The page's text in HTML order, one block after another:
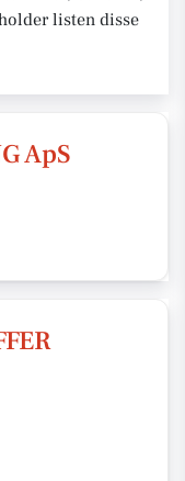
listen disse
ApS